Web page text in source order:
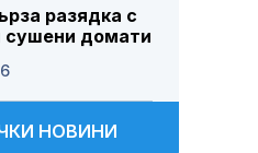
разядка с
сушени домати
НОВИНИ